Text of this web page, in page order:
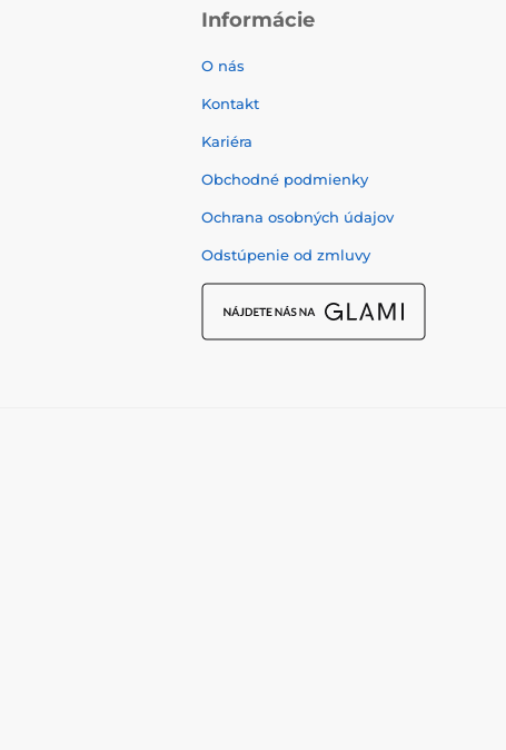
Informácie
O nás
Kontakt
Kariéra
Obchodné podmienky
Ochrana osobných údajov
Odstúpenie od zmluvy